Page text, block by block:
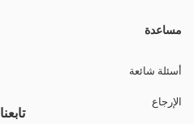
مساعدة
أسئلة شائعة
الإرجاع
تابعنا